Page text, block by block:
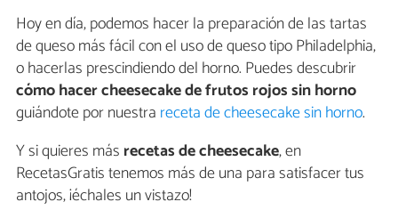
Hoy en día, podemos hacer la preparación de las tartas
de queso más fácil con el uso de queso tipo Philadelphia,
o hacerlas prescindiendo del horno. Puedes descubrir
cómo hacer cheesecake de frutos rojos sin horno
guiándote por nuestra receta de cheesecake sin horno.
Y si quieres más recetas de cheesecake, en
RecetasGratis tenemos más de una para satisfacer tus
antojos, ¡échales un vistazo!